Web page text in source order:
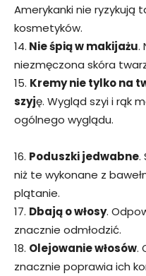
Amerykanki nie ryzykują
kosmetyków.
14. Nie śpią w makijażu.
niezmęczona skóra
15. Kremy nie tylko na
szyję. Wygląd szyi i rąk
ogólnego wyglądu.
16. Poduszki jedwabne.
niż te wykonane z
plątanie.
17. Dbają o włosy.
znacznie odmłodzić.
18. Olejowanie włosów.
znacznie poprawia ich